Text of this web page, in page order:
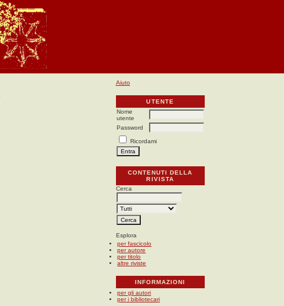
Aiuto
UTENTE
Nome
utente
Password
Ricordami
CONTENUTI DELLA
RIVISTA
Cerca
Esplora
per fascicolo
per autore
per titolo
altre riviste
INFORMAZIONI
per gli autori
per i bibliotecari